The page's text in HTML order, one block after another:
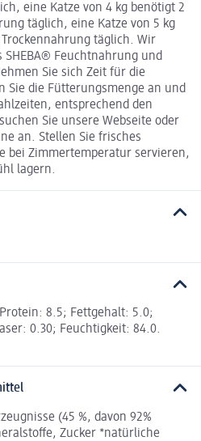
eine Katze von 4 kg benötigt 2
täglich, eine Katze von 5 kg
täglich. Wir
Feuchtnahrung und
Sie sich Zeit für die
Sie die Fütterungsmenge an und
entsprechend den
Sie unsere Webseite oder
an. Stellen Sie frisches
bei Zimmertemperatur servieren,
lagern.
8.5; Fettgehalt: 5.0;
0.30; Feuchtigkeit: 84.0.
(45 %, davon 92%
Zucker *natürliche